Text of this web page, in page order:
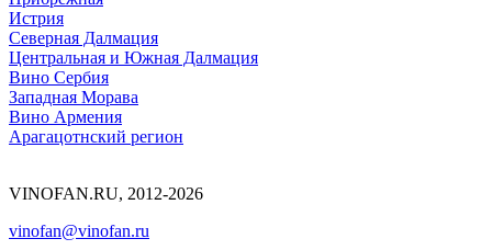
Истрия
Северная Далмация
Центральная и Южная Далмация
Вино Сербия
Западная Морава
Вино Армения
Арагацотнский регион
VINOFAN.RU, 2012-2026
vinofan@vinofan.ru